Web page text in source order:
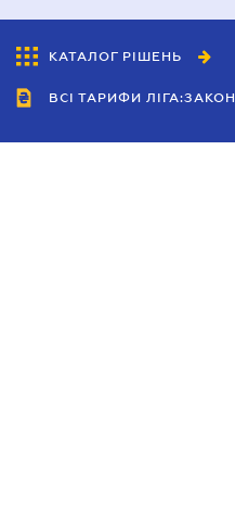
КАТАЛОГ РІШЕНЬ
ВСІ ТАРИФИ ЛІГА:ЗАКОН